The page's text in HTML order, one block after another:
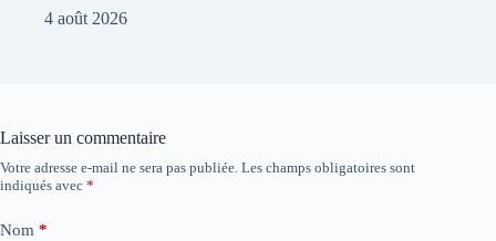
4 août 2026
Laisser un commentaire
Votre adresse e-mail ne sera pas publiée. Les champs obligatoires sont
indiqués avec *
Nom *